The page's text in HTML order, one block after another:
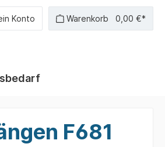
Konto Warenkorb 0,00 €*
Shirts Kaninchen
Shirt SprücheF681